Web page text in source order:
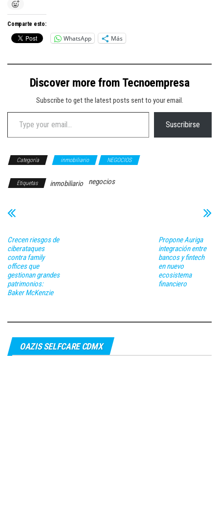
Comparte esto:
WhatsApp Más
Discover more from Tecnoempresa
Subscribe to get the latest posts sent to your email.
Type your email…
Suscribirse
Categoría inmobiliario NEGOCIOS
Etiquetas inmobiliario negocios
Crecen riesgos de
ciberataques
contra family
offices que
gestionan grandes
patrimonios:
Baker McKenzie
Propone Auriga
integración entre
bancos y fintech
en nuevo
ecosistema
financiero
OAZIS SELFCARE CDMX